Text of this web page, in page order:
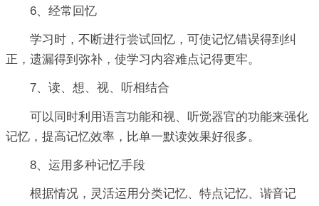
6、经常回忆
学习时，不断进行尝试回忆，可使记忆错误得到纠
正，遗漏得到弥补，使学习内容难点记得更牢。
7、读、想、视、听相结合
可以同时利用语言功能和视、听觉器官的功能来强化
记忆，提高记忆效率，比单一默读效果好很多。
8、运用多种记忆手段
根据情况，灵活运用分类记忆、特点记忆、谐音记